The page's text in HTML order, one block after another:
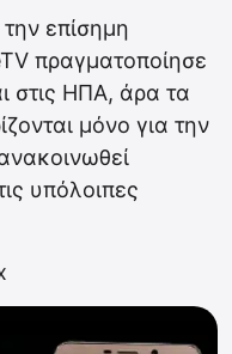
επίσημη
πραγματοποίησε
στις ΗΠΑ, άρα τα
μόνο για την
υπόλοιπες